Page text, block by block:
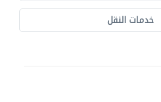
خدمات النقل